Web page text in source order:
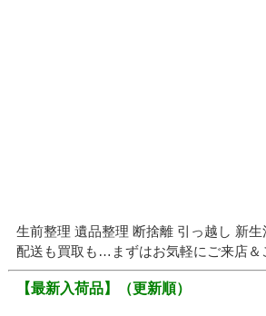
生前整理 遺品整理 断捨離 引っ越し 新
配送も買取も…まずはお気軽にご来店＆
【最新入荷品】 （更新順）